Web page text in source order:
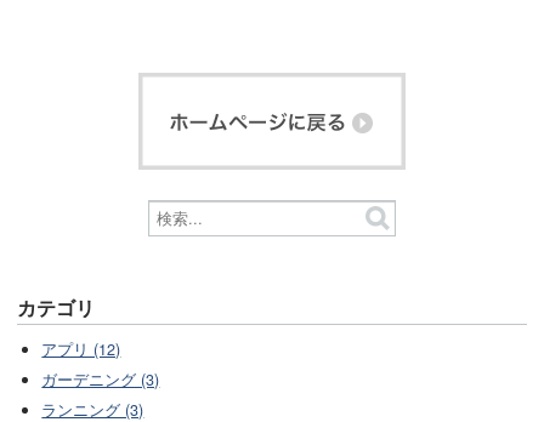
カテゴリ
アプリ (12)
ガーデニング (3)
ランニング (3)